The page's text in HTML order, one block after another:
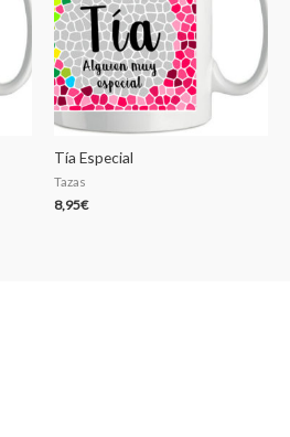
Tía Especial
Tazas
8,95€